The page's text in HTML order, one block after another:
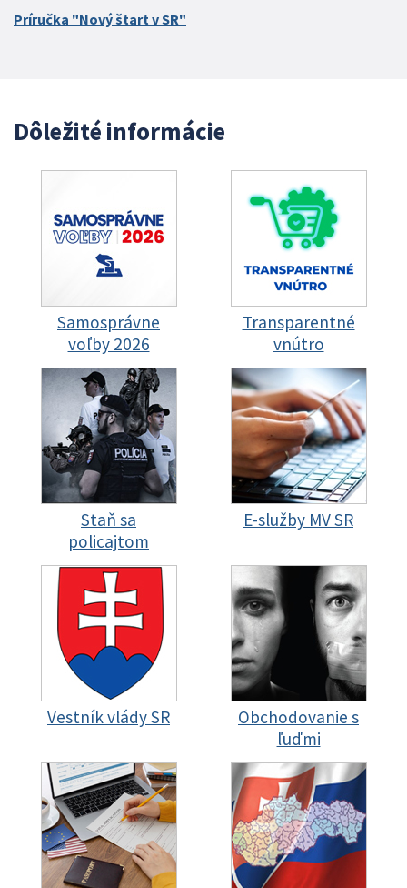
Príručka "Nový štart v SR"
Dôležité informácie
Samosprávne
voľby 2026
Transparentné
vnútro
Staň sa
policajtom
E-služby MV SR
Vestník vlády SR
Obchodovanie s
ľuďmi